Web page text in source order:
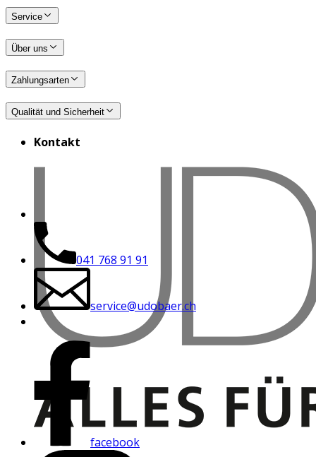
Service
Über uns
Zahlungsarten
Qualität und Sicherheit
Kontakt
041 768 91 91
service@udobaer.ch
facebook